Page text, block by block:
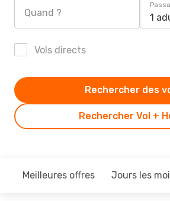
Quand ? 1
Vols directs
Rechercher Vol +
Rechercher des
Meilleures offres Jours les